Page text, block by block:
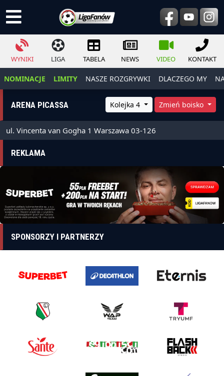
WYNIKI LIGA TABELA NEWS VIDEO KONTAKT
NOMINACJE LIMITY NASZE ROZGRYWKI DLACZEGO MY
ARENA PICASSA Kolejka 4 Zmień boisko
ul. Vincenta van Gogha 1 Warszawa 03-126
REKLAMA
SPONSORZY I PARTNERZY